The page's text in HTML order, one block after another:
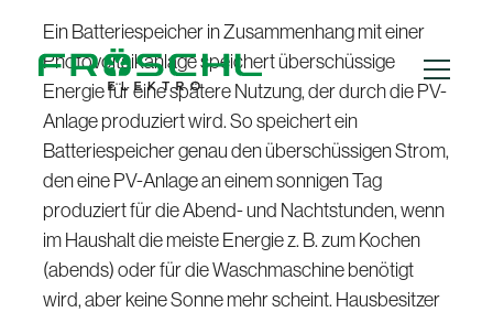
Ein Batteriespeicher in Zusammenhang mit einer
Photovoltaikanlage speichert überschüssige
Energie für eine spätere Nutzung, der durch die PV-
Anlage produziert wird. So speichert ein
Batteriespeicher genau den überschüssigen Strom,
den eine PV-Anlage an einem sonnigen Tag
produziert für die Abend- und Nachtstunden, wenn
im Haushalt die meiste Energie z. B. zum Kochen
(abends) oder für die Waschmaschine benötigt
wird, aber keine Sonne mehr scheint. Hausbesitzer